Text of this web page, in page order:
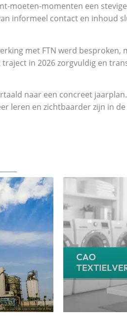
moeten-momenten een
informeel contact en inhoud
met FTN werd besproken,
in 2026 zorgvuldig en
naar een concreet
leren en zichtbaarder zijn in